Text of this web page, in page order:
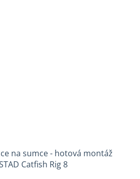
na sumce - hotová montáž
Catfish Rig 8